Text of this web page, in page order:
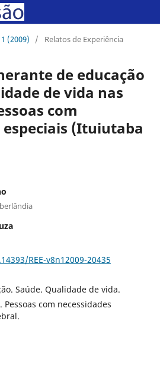
(2009) / Relatos de Experiência
de educação
de vida nas
com
especiais (Ituiutaba
REE-v8n12009-20435
Saúde. Qualidade de vida.
com necessidades